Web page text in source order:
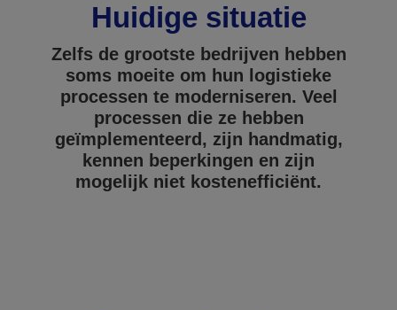
Huidige situatie
Zelfs de grootste bedrijven hebben
soms moeite om hun logistieke
processen te moderniseren. Veel
processen die ze hebben
geïmplementeerd, zijn handmatig,
kennen beperkingen en zijn
mogelijk niet kostenefficiënt.